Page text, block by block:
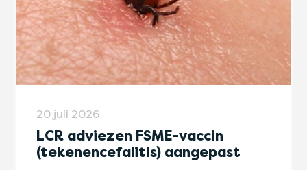
20 juli 2026
LCR adviezen FSME-vaccin
(tekenencefalitis) aangepast